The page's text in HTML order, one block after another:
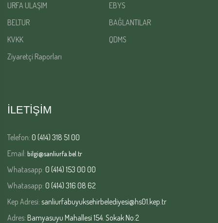
URFA ULAŞIM
EBYS
BELTUR
BAĞLANTILAR
KVKK
QDMS
Ziyaretçi Raporları
İLETİŞİM
Telefon: 0 (414) 318 51 00
Email: bilgi@sanliurfa.bel.tr
Whatasapp: 0 (414) 153 00 00
Whatasapp: 0 (414) 316 08 62
Kep Adresi: sanliurfabuyuksehirbelediyesi@hs01.kep.tr
Adres: Bamyasuyu Mahallesi 154. Sokak No:2